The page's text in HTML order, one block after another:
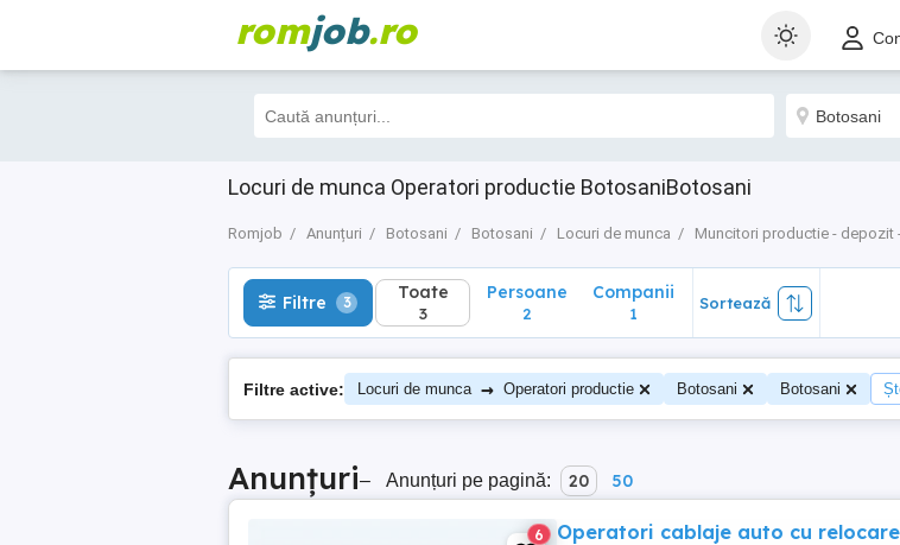
romjob.ro
Locuri de munca Operatori productie BotosaniBotosani
Romjob Anunțuri Botosani Botosani Locuri de munca Muncitori productie - depozit
Filtre 3 Toate
3
Filtre 3 Toate
3
Persoane
2
Companii
1
Sortează
Filtre active: Locuri de munca → Operatori productie Botosani Botosani
Anunțuri– Anunțuri pe pagină: 20 50
6
Operatori cablaje auto cu